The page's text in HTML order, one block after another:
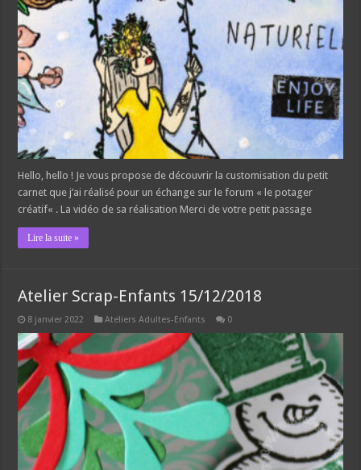
Hello, hello ! Je vous propose de découvrir la customisation du petit
carnet que j’ai réalisé pour un échange sur le forum « le potager
créatif« . La vidéo de sa réalisation Merci de votre petit passage
Lire la suite »
Atelier Scrap-Enfants 15/12/2018
8 janvier 2022 Ateliers Adultes-Enfants 0